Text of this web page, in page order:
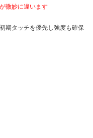
微妙に違います
期タッチを優先し強度も確保